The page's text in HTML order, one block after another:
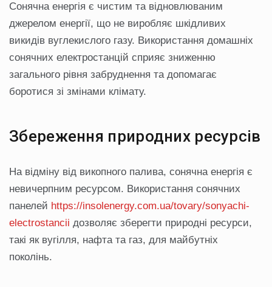
Сонячна енергія є чистим та відновлюваним
джерелом енергії, що не виробляє шкідливих
викидів вуглекислого газу. Використання домашніх
сонячних електростанцій сприяє зниженню
загального рівня забруднення та допомагає
боротися зі змінами клімату.
Збереження природних ресурсів
На відміну від викопного палива, сонячна енергія є
невичерпним ресурсом. Використання сонячних
панелей https://insolenergy.com.ua/tovary/sonyachi-
electrostancii дозволяє зберегти природні ресурси,
такі як вугілля, нафта та газ, для майбутніх
поколінь.